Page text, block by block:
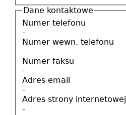
Dane kontaktowe
Numer telefonu
-
Numer wewn. telefonu
-
Numer faksu
-
Adres email
-
Adres strony internetowej
-